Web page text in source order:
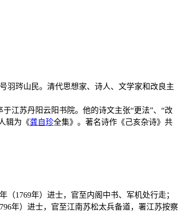
羽琌山民。清代思想家、诗人、文学家和改良主
江苏丹阳云阳书院。他的诗文主张“更法”、“改
辑为《龚自珍全集》。著名诗作《己亥杂诗》共
（1769年）进士，官至内阁中书、军机处行走；
年）进士，官至江南苏松太兵备道，署江苏按察